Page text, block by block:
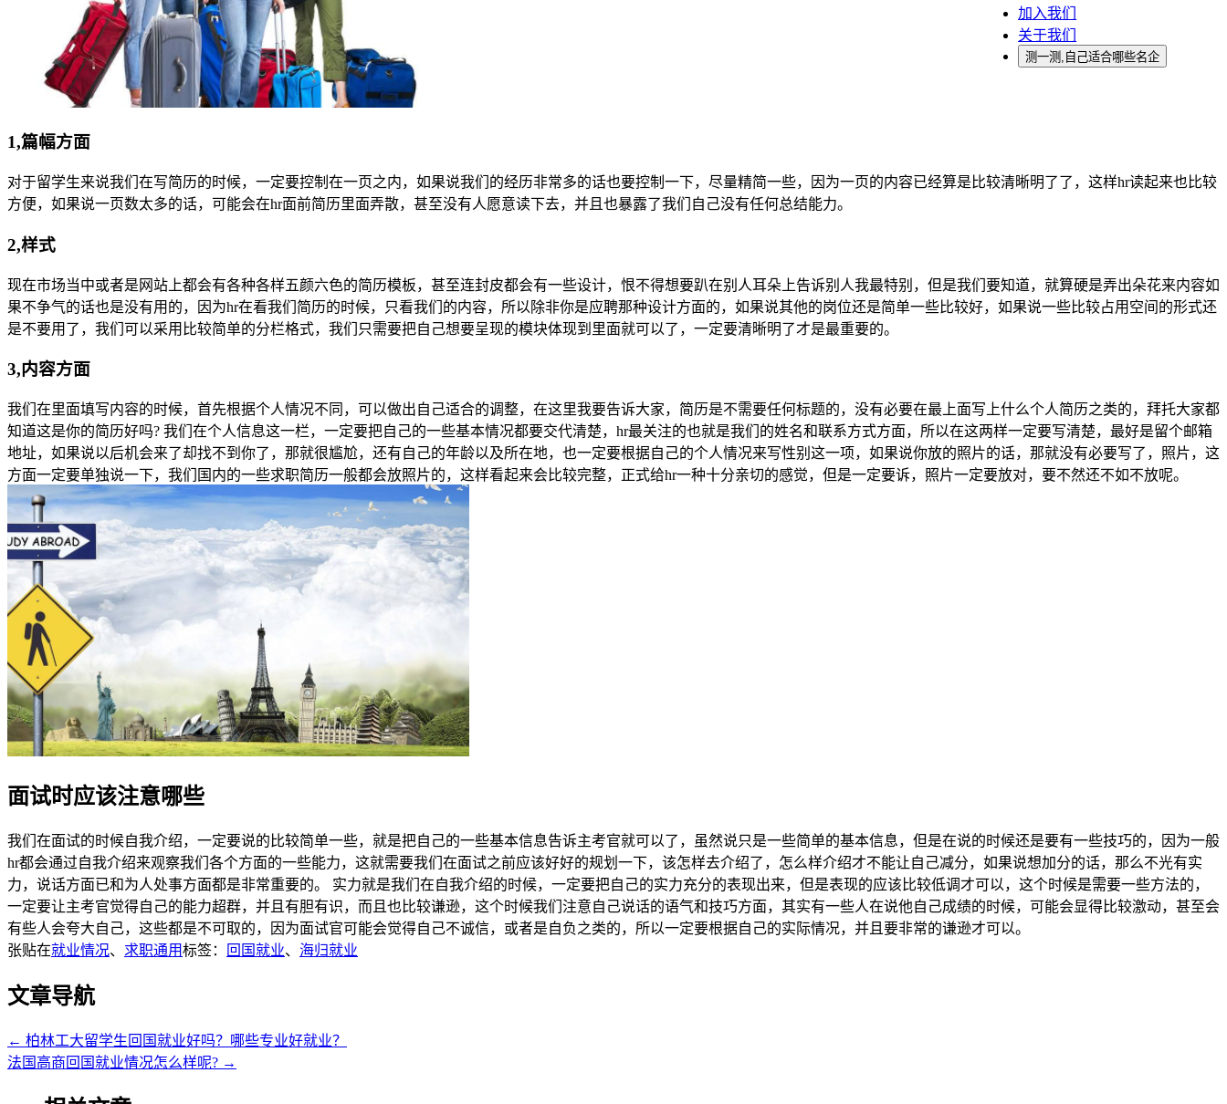
加入我们
关于我们
测一测,自己适合哪些名企
1,篇幅方面
对于留学生来说我们在写简历的时候，一定要控制在一页之内，如果说我们的经历非常多的话也要控制一下，尽量精简一些，因为一页的内容已经算是比较清晰明了了，这样hr读起来也比较
方便，如果说一页数太多的话，可能会在hr面前简历里面弄散，甚至没有人愿意读下去，并且也暴露了我们自己没有任何总结能力。
2,样式
现在市场当中或者是网站上都会有各种各样五颜六色的简历模板，甚至连封皮都会有一些设计，恨不得想要趴在别人耳朵上告诉别人我最特别，但是我们要知道，就算硬是弄出朵花来内容如
果不争气的话也是没有用的，因为hr在看我们简历的时候，只看我们的内容，所以除非你是应聘那种设计方面的，如果说其他的岗位还是简单一些比较好，如果说一些比较占用空间的形式还
是不要用了，我们可以采用比较简单的分栏格式，我们只需要把自己想要呈现的模块体现到里面就可以了，一定要清晰明了才是最重要的。
3,内容方面
我们在里面填写内容的时候，首先根据个人情况不同，可以做出自己适合的调整，在这里我要告诉大家，简历是不需要任何标题的，没有必要在最上面写上什么个人简历之类的，拜托大家都
知道这是你的简历好吗? 我们在个人信息这一栏，一定要把自己的一些基本情况都要交代清楚，hr最关注的也就是我们的姓名和联系方式方面，所以在这两样一定要写清楚，最好是留个邮箱
地址，如果说以后机会来了却找不到你了，那就很尴尬，还有自己的年龄以及所在地，也一定要根据自己的个人情况来写性别这一项，如果说你放的照片的话，那就没有必要写了，照片，这
方面一定要单独说一下，我们国内的一些求职简历一般都会放照片的，这样看起来会比较完整，正式给hr一种十分亲切的感觉，但是一定要诉，照片一定要放对，要不然还不如不放呢。
面试时应该注意哪些
我们在面试的时候自我介绍，一定要说的比较简单一些，就是把自己的一些基本信息告诉主考官就可以了，虽然说只是一些简单的基本信息，但是在说的时候还是要有一些技巧的，因为一般
hr都会通过自我介绍来观察我们各个方面的一些能力，这就需要我们在面试之前应该好好的规划一下，该怎样去介绍了，怎么样介绍才不能让自己减分，如果说想加分的话，那么不光有实
力，说话方面已和为人处事方面都是非常重要的。 实力就是我们在自我介绍的时候，一定要把自己的实力充分的表现出来，但是表现的应该比较低调才可以，这个时候是需要一些方法的，
一定要让主考官觉得自己的能力超群，并且有胆有识，而且也比较谦逊，这个时候我们注意自己说话的语气和技巧方面，其实有一些人在说他自己成绩的时候，可能会显得比较激动，甚至会
有些人会夸大自己，这些都是不可取的，因为面试官可能会觉得自己不诚信，或者是自负之类的，所以一定要根据自己的实际情况，并且要非常的谦逊才可以。
张贴在就业情况、 求职通用标签： 回国就业、 海归就业
文章导航
← 柏林工大留学生回国就业好吗？哪些专业好就业？
法国高商回国就业情况怎么样呢? →